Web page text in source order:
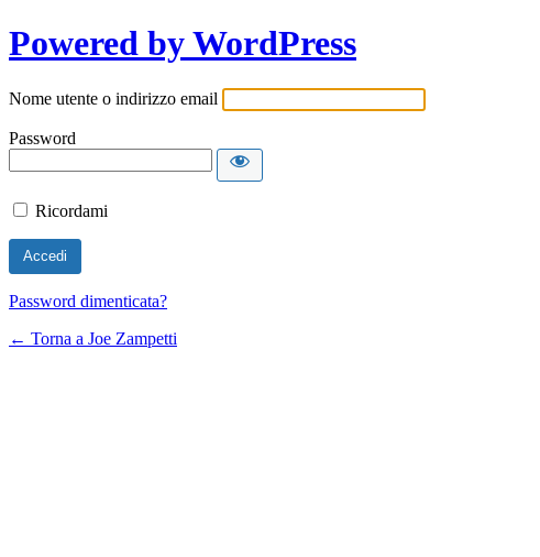
Powered by WordPress
Nome utente o indirizzo email
Password
Ricordami
Password dimenticata?
← Torna a Joe Zampetti